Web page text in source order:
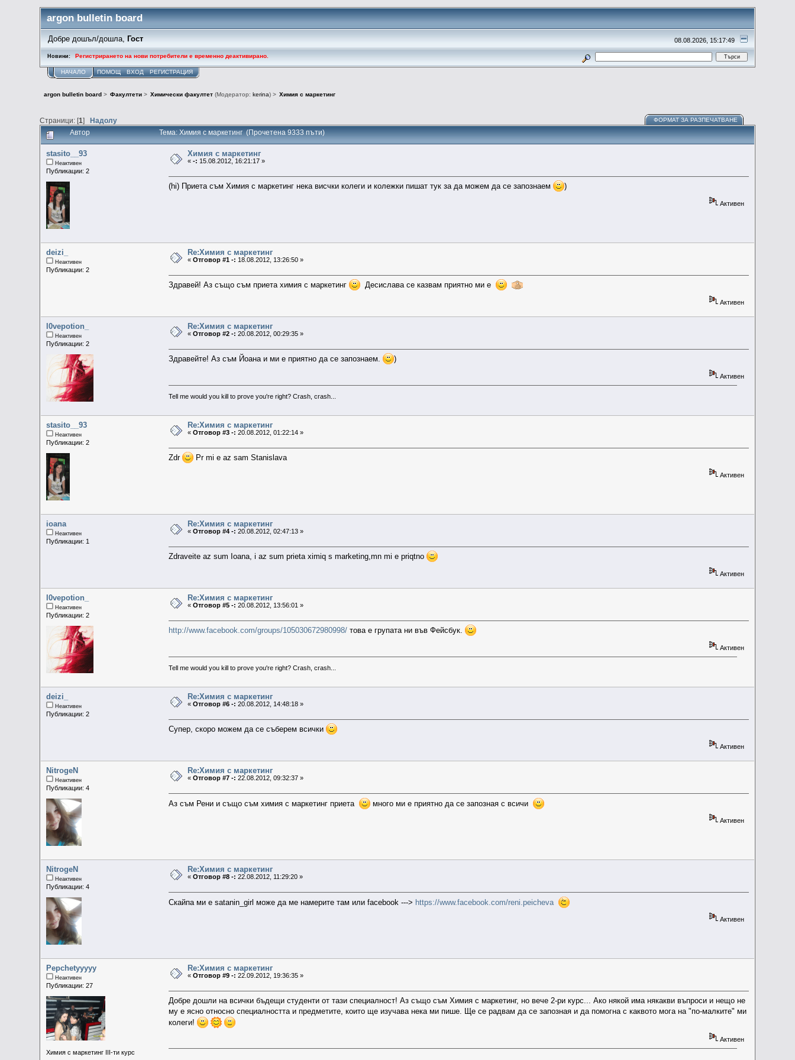
argon bulletin board
08.08.2026, 15:17:49
Добре дошъл/дошла, Гост
Новини: Регистрирането на нови потребители е временно деактивирано.
НАЧАЛО ПОМОЩ ВХОД РЕГИСТРАЦИЯ
argon bulletin board> Факултети> Химически факултет(Модератор: kerina) > Химия с маркетинг
Страници: [1]Надолу ФОРМАТ ЗА РАЗПЕЧАТВАНЕ
Автор Тема: Химия с маркетинг (Прочетена 9333 пъти)
stasito__93
Неактивен
Публикации: 2
Химия с маркетинг
«-: 15.08.2012, 16:21:17 »
(hi) Приета съм Химия с маркетинг нека висчки колеги и колежки пишат тук за да можем да се запознаем )
Активен
deizi_
Неактивен
Публикации: 2
Re:Химия с маркетинг
«Отговор #1 -: 18.08.2012, 13:26:50 »
Здравей! Аз също съм приета химия с маркетинг Десислава се казвам приятно ми е
Активен
l0vepotion_
Неактивен
Публикации: 2
Re:Химия с маркетинг
«Отговор #2 -: 20.08.2012, 00:29:35 »
Здравейте! Аз съм Йоана и ми е приятно да се запознаем. )
Активен
Tell me would you kill to prove you're right? Crash, crash...
stasito__93
Неактивен
Публикации: 2
Re:Химия с маркетинг
«Отговор #3 -: 20.08.2012, 01:22:14 »
Zdr Pr mi e az sam Stanislava
Активен
ioana
Неактивен
Публикации: 1
Re:Химия с маркетинг
«Отговор #4 -: 20.08.2012, 02:47:13 »
Zdraveite az sum Ioana, i az sum prieta ximiq s marketing,mn mi e priqtno
Активен
l0vepotion_
Неактивен
Публикации: 2
Re:Химия с маркетинг
«Отговор #5 -: 20.08.2012, 13:56:01 »
http://www.facebook.com/groups/105030672980998/това е групата ни във Фейсбук.
Активен
Tell me would you kill to prove you're right? Crash, crash...
deizi_
Неактивен
Публикации: 2
Re:Химия с маркетинг
«Отговор #6 -: 20.08.2012, 14:48:18 »
Супер, скоро можем да се съберем всички
Активен
NitrogeN
Неактивен
Публикации: 4
Re:Химия с маркетинг
«Отговор #7 -: 22.08.2012, 09:32:37 »
Аз съм Рени и също съм химия с маркетинг приета много ми е приятно да се запозная с всичи
Активен
NitrogeN
Неактивен
Публикации: 4
Re:Химия с маркетинг
«Отговор #8 -: 22.08.2012, 11:29:20 »
Скайпа ми е satanin_girl може да ме намерите там или facebook ---> https://www.facebook.com/reni.peicheva
Активен
Pepchetyyyyy
Неактивен
Публикации: 27
Химия с маркетинг III-ти курс
Re:Химия с маркетинг
«Отговор #9 -: 22.09.2012, 19:36:35 »
Добре дошли на всички бъдещи студенти от тази специалност! Аз също съм Химия с маркетинг, но вече 2-ри курс... Ако някой има някакви въпроси и нещо не
му е ясно относно специалността и предметите, които ще изучава нека ми пише. Ще се радвам да се запозная и да помогна с каквото мога на "по-малките" ми
колеги!
Активен